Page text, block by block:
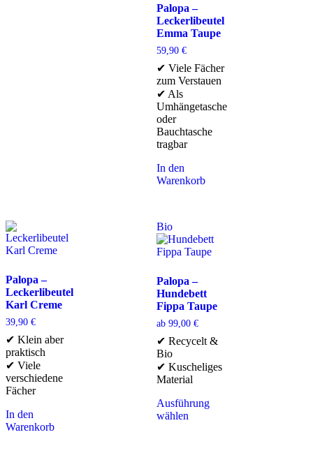
Palopa –
Leckerlibeutel
Emma Taupe
59,90 €
✔ Viele Fächer
zum Verstauen
✔ Als
Umhängetasche
oder
Bauchtasche
tragbar
In den
Warenkorb
Palopa –
Leckerlibeutel
Karl Creme
39,90 €
✔ Klein aber
praktisch
✔ Viele
verschiedene
Fächer
In den
Warenkorb
Bio
Palopa –
Hundebett
Fippa Taupe
ab 99,00 €
✔ Recycelt &
Bio
✔ Kuscheliges
Material
Ausführung
wählen